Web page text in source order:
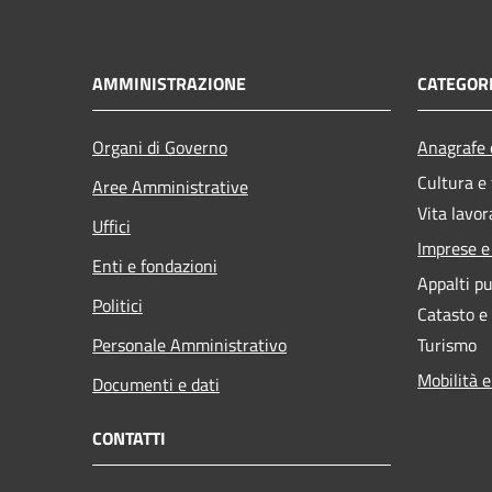
AMMINISTRAZIONE
Organi di Governo
Aree Amministrative
Uffici
Enti e fondazioni
Politici
Personale Amministrativo
Documenti e dati
Cultura
Vita
Imprese
Appalti
Catasto
Turismo
Mobilità
CONTATTI